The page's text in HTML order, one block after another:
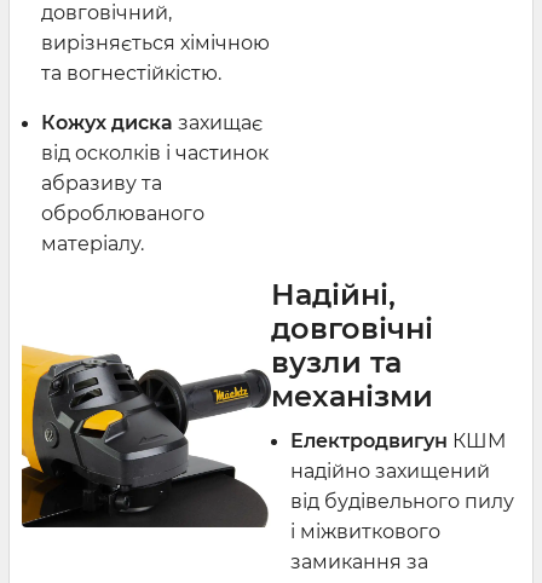
довговічний,
вирізняється хімічною
та вогнестійкістю.
Кожух диска захищає
від осколків і частинок
абразиву та
оброблюваного
матеріалу.
Надійні,
довговічні
вузли та
механізми
Електродвигун КШМ
надійно захищений
від будівельного пилу
і міжвиткового
замикання за